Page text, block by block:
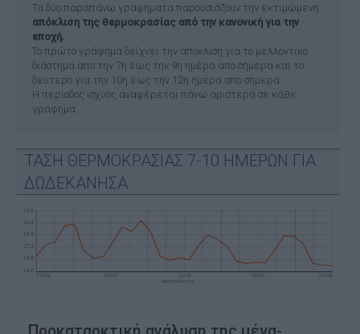
Τα δύο παραπάνω γραφήματα παρουσιάζουν την εκτιμώμενη
απόκλιση της θερμοκρασίας από την κανονική για την
εποχή.
Το πρώτο γράφημα δείχνει την απόκλιση για το μελλοντικό
διάστημα απο την 7η έως την 9η ημέρα απο σήμερα και το
δεύτερο για την 10η έως την 12η ημέρα απο σήμερα.
Η περίοδος ισχύος αναφέρεται πάνω αριστερά σε κάθε
γράφημα.
ΤΑΣΗ ΘΕΡΜΟΚΡΑΣΙΑΣ 7-10 ΗΜΕΡΩΝ ΓΙΑ
ΔΩΔΕΚΑΝΗΣΑ